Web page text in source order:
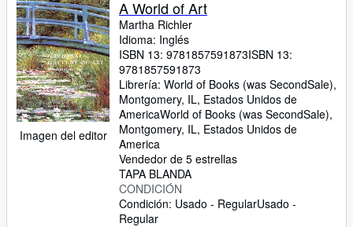
Imagen del editor
A World of Art
Martha Richler
Idioma: Inglés
ISBN 13: 9781857591873ISBN 13:
9781857591873
Librería: World of Books (was SecondSale),
Montgomery, IL, Estados Unidos de
AmericaWorld of Books (was SecondSale),
Montgomery, IL, Estados Unidos de
America
Vendedor de 5 estrellas
TAPA BLANDA
CONDICIÓN
Condición: Usado - RegularUsado -
Regular